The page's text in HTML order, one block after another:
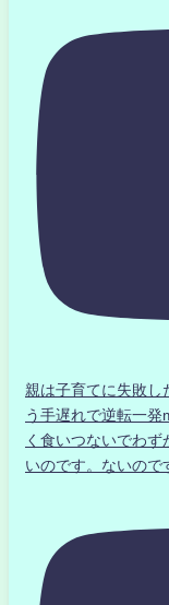
親は子育てに失敗し
う手遅れで逆転一発
く食いつないでわ
いのです。ないので